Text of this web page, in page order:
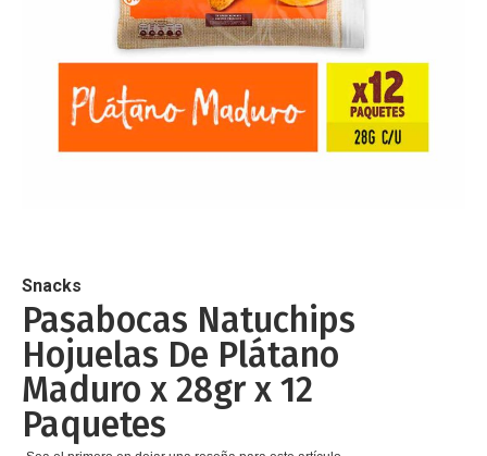
de
la
galería
de
imágenes
Snacks
Pasabocas Natuchips
Hojuelas De Plátano
Maduro x 28gr x 12
Paquetes